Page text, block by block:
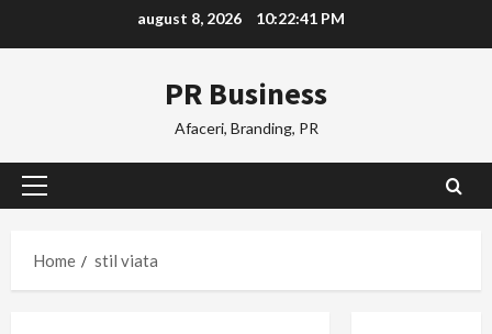
august 8, 2026 10:22:42 PM
PR Business
Afaceri, Branding, PR
Primary
Home
stil viata